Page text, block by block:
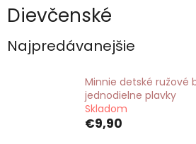
Dievčenské
Najpredávanejšie
Minnie detské ružové
jednodielne plavky
Skladom
€9,90